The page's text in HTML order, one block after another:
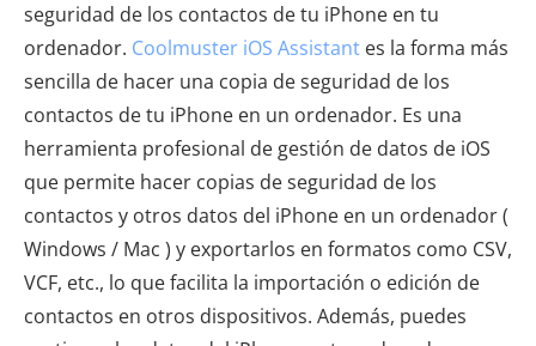
seguridad de los contactos de tu iPhone en tu
ordenador. Coolmuster iOS Assistant es la forma más
sencilla de hacer una copia de seguridad de los
contactos de tu iPhone en un ordenador. Es una
herramienta profesional de gestión de datos de iOS
que permite hacer copias de seguridad de los
contactos y otros datos del iPhone en un ordenador (
Windows / Mac ) y exportarlos en formatos como CSV,
VCF, etc., lo que facilita la importación o edición de
contactos en otros dispositivos. Además, puedes